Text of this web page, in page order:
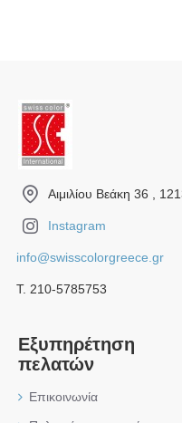
Αιμιλίου Βεάκη 36 ,
Instagram
info@swisscolorgreece.gr
Τ. 210-5785753
Εξυπηρέτηση
πελατών
Επικοινωνία